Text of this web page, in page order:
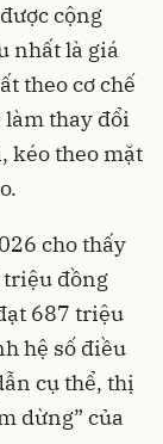
cộng
nhất là giá
theo cơ chế
thay đổi
kéo theo mặt
cho thấy
triệu đồng
687 triệu
hệ số điều
cụ thể, thị
dừng” của